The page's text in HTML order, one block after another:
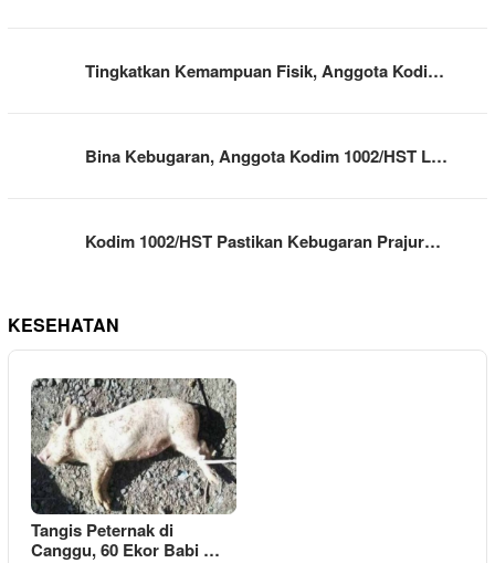
Tingkatkan Kemampuan Fisik, Anggota Kodi…
Bina Kebugaran, Anggota Kodim 1002/HST L…
Kodim 1002/HST Pastikan Kebugaran Prajur…
KESEHATAN
Tangis Peternak di
Canggu, 60 Ekor Babi …